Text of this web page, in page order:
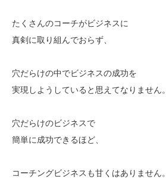
たくさんのコーチがビジネスに
真剣に取り組んでおらず、
穴だらけの中でビジネスの成功を
実現しようしていると思えてなりません。
穴だらけのビジネスで
簡単に成功できるほど、
コーチングビジネスも甘くはありません。